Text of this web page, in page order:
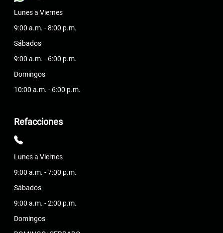
Lunes a Viernes
9:00 a.m. - 8:00 p.m.
Sábados
9:00 a.m. - 6:00 p.m.
Domingos
10:00 a.m. - 6:00 p.m.
Refacciones
Lunes a Viernes
9:00 a.m. - 7:00 p.m.
Sábados
9:00 a.m. - 2:00 p.m.
Domingos